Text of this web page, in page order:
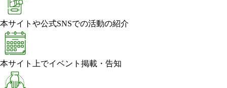
本サイトや公式SNSでの活動の紹介
本サイト上でイベント掲載・告知